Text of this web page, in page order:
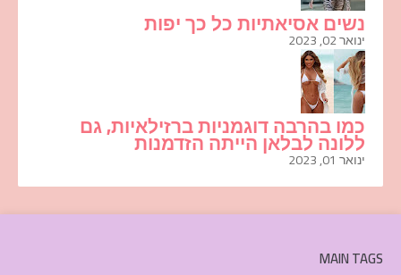
נשים אסיאתיות כל כך יפות
ינואר 02, 2023
כמו בהרבה דוגמניות ברזילאיות, גם
ללונה לבלאן הייתה הזדמנות
ינואר 01, 2023
MAIN TAGS